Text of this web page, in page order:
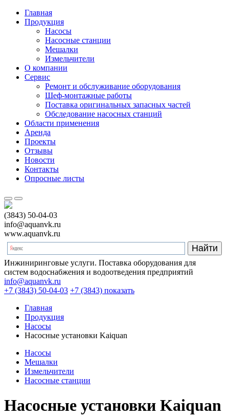
Главная
Продукция
Насосы
Насосные станции
Мешалки
Измельчители
О компании
Сервис
Ремонт и обслуживание оборудования
Шеф-монтажные работы
Поставка оригинальных запасных частей
Обследование насосных станций
Области применения
Аренда
Проекты
Отзывы
Новости
Контакты
Опросные листы
(3843) 50-04-03
info@aquanvk.ru
www.aquanvk.ru
Инжиниринговые услуги. Поставка оборудования для
систем водоснабжения и водоотведения предприятий
info@aquanvk.ru
+7 (3843) 50-04-03 +7 (3843) показать
Главная
Продукция
Насосы
Насосные установки Kaiquan
Насосы
Мешалки
Измельчители
Насосные станции
Насосные установки Kaiquan